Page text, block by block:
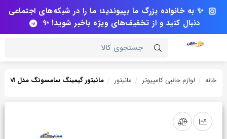
✨ به خانواده بزرگ ما بپیوندید؛ ما را در شبکه‌های اجتماعی
دنبال کنید و از تخفیف‌های ویژه باخبر شوید! ✨
جستجوی کالا
خانه لوازم جانبی کامپیوتر مانیتور مانیتور گیمینگ سامسونگ مدل Odyssey G3 S24DG302EM سایز 24 اینچ